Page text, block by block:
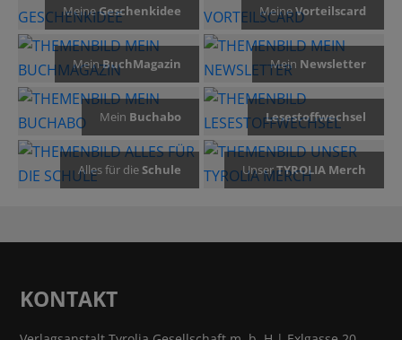
MeineGeschenkidee MeineVorteilscard
MeinBuchMagazin Mein Newsletter
Mein Buchabo Lesestoffwechsel
Alles für dieSchule UnserTYROLIA Merch
KONTAKT